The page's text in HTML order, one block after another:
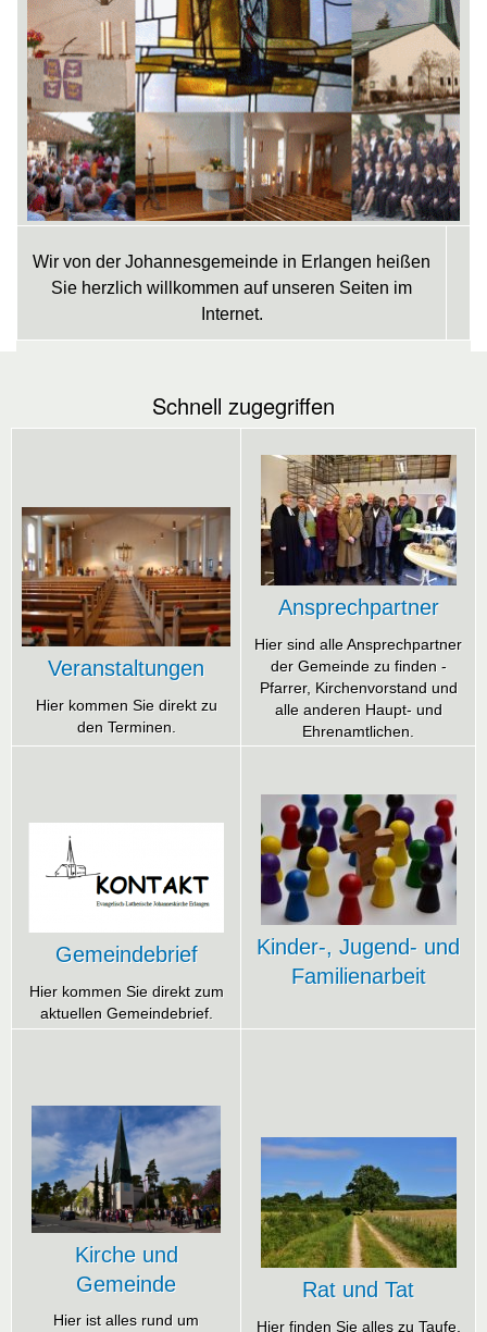
Wir von der Johannesgemeinde in Erlangen heißen
Sie herzlich willkommen auf unseren Seiten im
Internet.
Schnell zugegriffen
Veranstaltungen
Hier kommen Sie direkt zu
den Terminen.
Ansprechpartner
Hier sind alle Ansprechpartner
der Gemeinde zu finden -
Pfarrer, Kirchenvorstand und
alle anderen Haupt- und
Ehrenamtlichen.
Gemeindebrief
Hier kommen Sie direkt zum
aktuellen Gemeindebrief.
Kinder-, Jugend- und
Familienarbeit
Kirche und
Gemeinde
Hier ist alles rund um
Rat und Tat
Hier finden Sie alles zu Taufe,